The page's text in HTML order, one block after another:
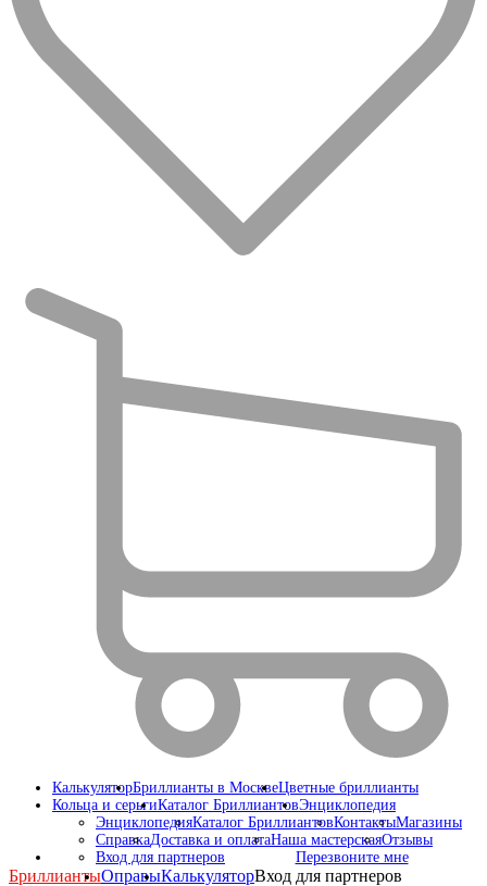
КалькуляторБриллианты в МосквеЦветные бриллианты
Кольца и серьгиКаталог БриллиантовЭнциклопедия
ЭнциклопедияКаталог БриллиантовКонтактыМагазины
СправкаДоставка и оплатаНаша мастерскаяОтзывы
Вход для партнеров
Перезвоните мне
БриллиантыОправыКалькуляторВход для партнеров